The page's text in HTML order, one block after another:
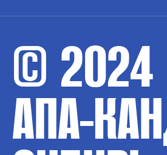
© 2024
АПА-